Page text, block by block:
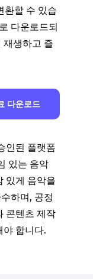
할 수 있습
다운로드되
재생하고 즐
다운로드
인된 플랫폼
있는 음악
있게 음악을
하며, 공정
콘텐츠 제작
야 합니다.